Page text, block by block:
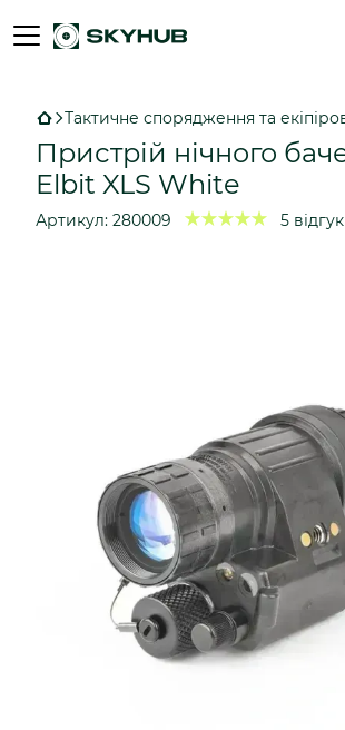
Тактичне спорядження та
Пристрій нічного
Elbit XLS White
Артикул: 280009 5